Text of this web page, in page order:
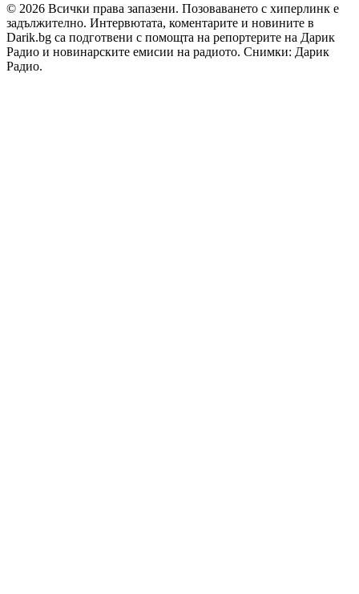
© 2026 Всички права запазени. Позоваването с хиперлинк е
задължително. Интервютата, коментарите и новините в
Darik.bg са подготвени с помощта на репортерите на Дарик
Радио и новинарските емисии на радиото. Снимки: Дарик
Радио.